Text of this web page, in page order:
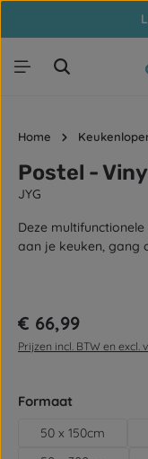
Ga naar de hoofdinhoud
Home
Postel -
JYG
Deze
aan je keuken, gang
Normale prijs:
€ 66,99
Prijzen incl. BTW en excl.
Selecteer
Formaat
50 x 150cm